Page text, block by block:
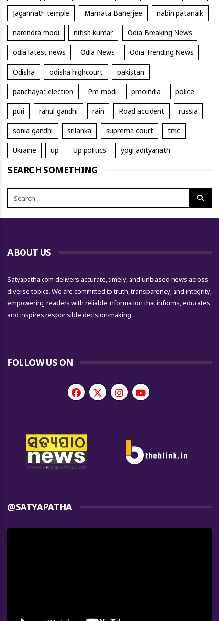
Jagannath temple Mamata Banerjee nabin patanaik
narendra modi nitish kumar Odia Breaking News
odia latest news Odia News Odia Trending News
Odisha odisha highcourt pakistan
panchayat election Pm modi pmoindia police
puri rahul gandhi rain Road accident russia
sonia gandhi srilanka supreme court tmc
Ukraine up Up politics yogi adityanath
SEARCH SOMETHING
ABOUT US
Satyapatha.com delivers accurate, timely, and unbiased news across
diverse topics. We are committed to truth, transparency, and integrity,
empowering readers with reliable information that informs, educates,
and inspires responsible decision-making.
FOLLOW US ON
@SATYAPATHA